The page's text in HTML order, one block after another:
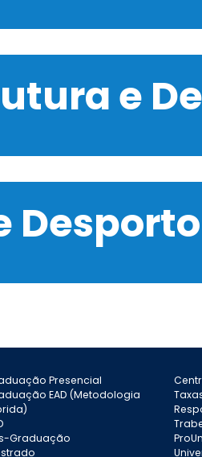
e
Desporto
Presencial
EAD (Metodologia
Graduação